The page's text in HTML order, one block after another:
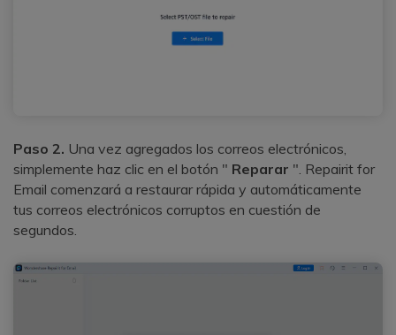
Paso 2. Una vez agregados los correos electrónicos,
simplemente haz clic en el botón " Reparar ". Repairit for
Email comenzará a restaurar rápida y automáticamente
tus correos electrónicos corruptos en cuestión de
segundos.